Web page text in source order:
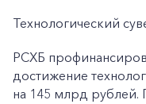
Технологический
РСХБ
достижение
на 145 млрд